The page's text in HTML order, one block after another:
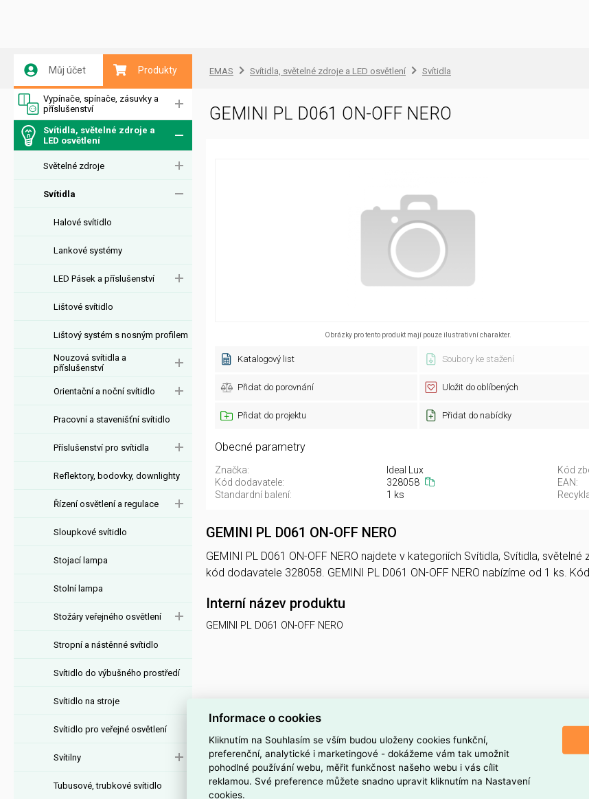
Můj účet Produkty
Vypínače, spínače, zásuvky a
příslušenství
Svítidla, světelné zdroje a
LED osvětlení
Světelné zdroje
Svítidla
Halové svítidlo
Lankové systémy
LED Pásek a příslušenství
Lištové svítidlo
Lištový systém s nosným profilem
Nouzová svítidla a
příslušenství
Orientační a noční svítidlo
Pracovní a stavenišťní svítidlo
Příslušenství pro svítidla
Reflektory, bodovky, downlighty
Řízení osvětlení a regulace
Sloupkové svítidlo
Stojací lampa
Stolní lampa
Stožáry veřejného osvětlení
Stropní a nástěnné svítidlo
Svítidlo do výbušného prostředí
Svítidlo na stroje
Svítidlo pro veřejné osvětlení
Svítilny
Tubusové, trubkové svítidlo
EMAS Svítidla, světelné zdroje a LED osvětlení Svítidla
GEMINI PL D061 ON-OFF NERO
Obrázky pro tento produkt mají pouze ilustrativní charakter.
Katalogový list Soubory ke stažení
Přidat do porovnání Uložit do oblíbených
Přidat do projektu Přidat do nabídky
Obecné parametry
Značka: Ideal Lux Kód
Kód dodavatele:
328058 EAN:
Standardní balení:
1 ks
GEMINI PL D061 ON-OFF NERO
GEMINI PL D061 ON-OFF NERO najdete v kategoriích Svítidla, Svítidla,
kód dodavatele 328058. GEMINI PL D061 ON-OFF NERO nabízíme od 1 ks.
Interní název produktu
GEMINI PL D061 ON-OFF NERO
Informace o cookies
Kliknutím na Souhlasím se vším budou uloženy cookies funkční,
preferenční, analytické i marketingové - dokážeme vám tak umožnit
pohodlné používání webu, měřit funkčnost našeho webu i vás cílit
reklamou. Své preference můžete snadno upravit kliknutím na Nastavení
cookies.